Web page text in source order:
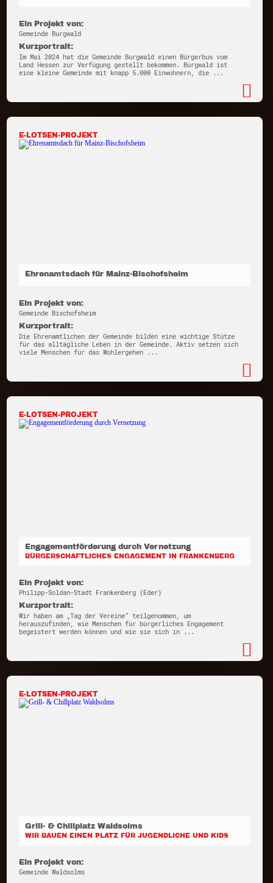
Ein Projekt von:
Gemeinde Burgwald
Kurzportrait:
Im Mai 2024 hat die Gemeinde Burgwald einen Bürgerbus vom
Land Hessen zur Verfügung gestellt bekommen. Burgwald ist
eine kleine Gemeinde mit knapp 5.000 Einwohnern, die ...
E-LOTSEN-PROJEKT
Ehrenamtsdach für Mainz-Bischofsheim
Ein Projekt von:
Gemeinde Bischofsheim
Kurzportrait:
Die Ehrenamtlichen der Gemeinde bilden eine wichtige Stütze
für das alltägliche Leben in der Gemeinde. Aktiv setzen sich
viele Menschen für das Wohlergehen ...
E-LOTSEN-PROJEKT
Engagementförderung durch Vernetzung
BÜRGERSCHAFTLICHES ENGAGEMENT IN FRANKENBERG
Ein Projekt von:
Philipp-Soldan-Stadt Frankenberg (Eder)
Kurzportrait:
Wir haben am „Tag der Vereine“ teilgenommen, um
herauszufinden, wie Menschen für bürgerliches Engagement
begeistert werden können und wie sie sich in ...
E-LOTSEN-PROJEKT
Grill- & Chillplatz Waldsolms
WIR BAUEN EINEN PLATZ FÜR JUGENDLICHE UND KIDS
Ein Projekt von:
Gemeinde Waldsolms